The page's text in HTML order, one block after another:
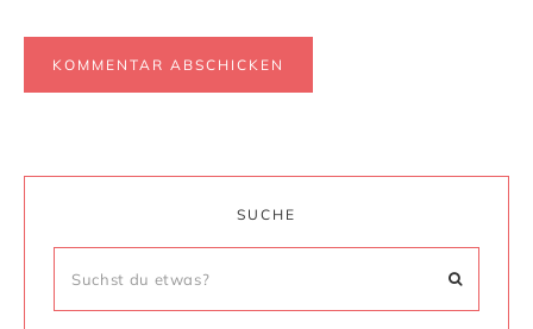
SUCHE